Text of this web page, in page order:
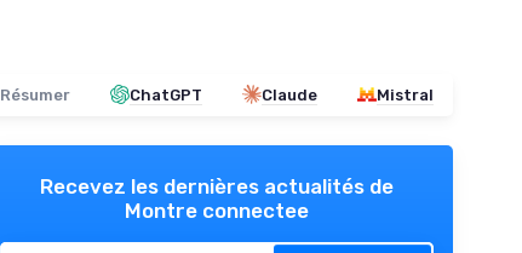
Résumer ChatGPT Claude Mistral
Recevez les dernières actualités de
Montre connectee